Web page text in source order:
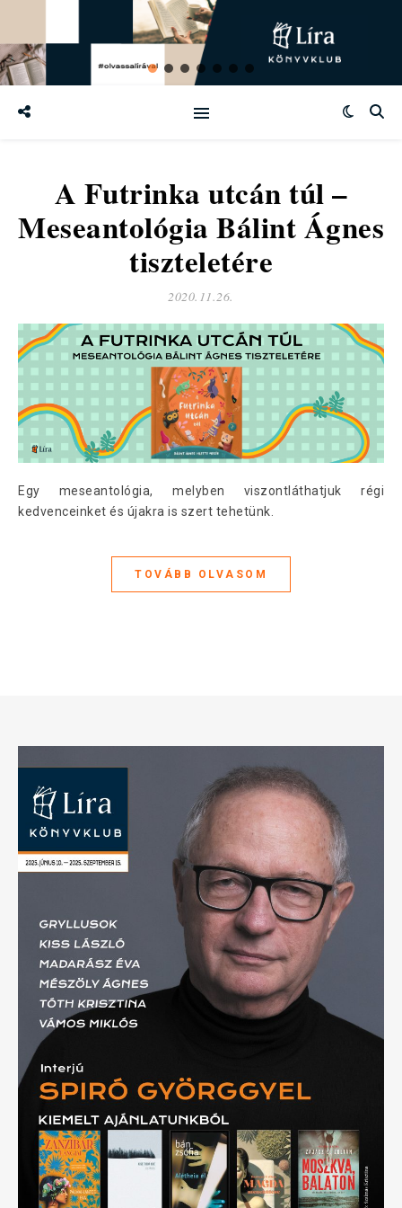
A Futrinka utcán túl –
Meseantológia Bálint Ágnes
tiszteletére
2020.11.26.
Egy meseantológia, melyben viszontláthatjuk régi
kedvenceinket és újakra is szert tehetünk.
TOVÁBB OLVASOM